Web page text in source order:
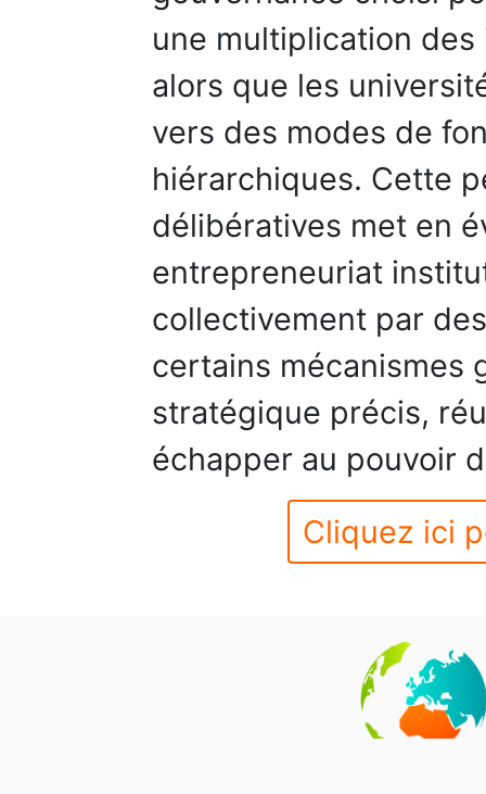
une multiplication
alors que les
vers des modes de
hiérarchiques. Cette
délibératives met en
entrepreneuriat
collectivement par
certains mécanismes
stratégique précis,
échapper au pouvoir
Cliquez ici